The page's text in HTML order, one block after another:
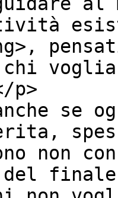
voglia
p>
se
non
finale